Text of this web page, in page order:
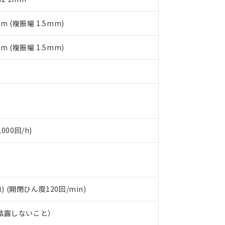
(複振幅 1.5mm)
(複振幅 1.5mm)
回/h)
) (開閉ひん度120回/min)
しないこと）
点で非含有を証明するもので、過去に遡って非含有を証明するも
タル酸エステル類４物質の対応では、対応完了までの期間は出
考欄に対応日を記載しておりました。